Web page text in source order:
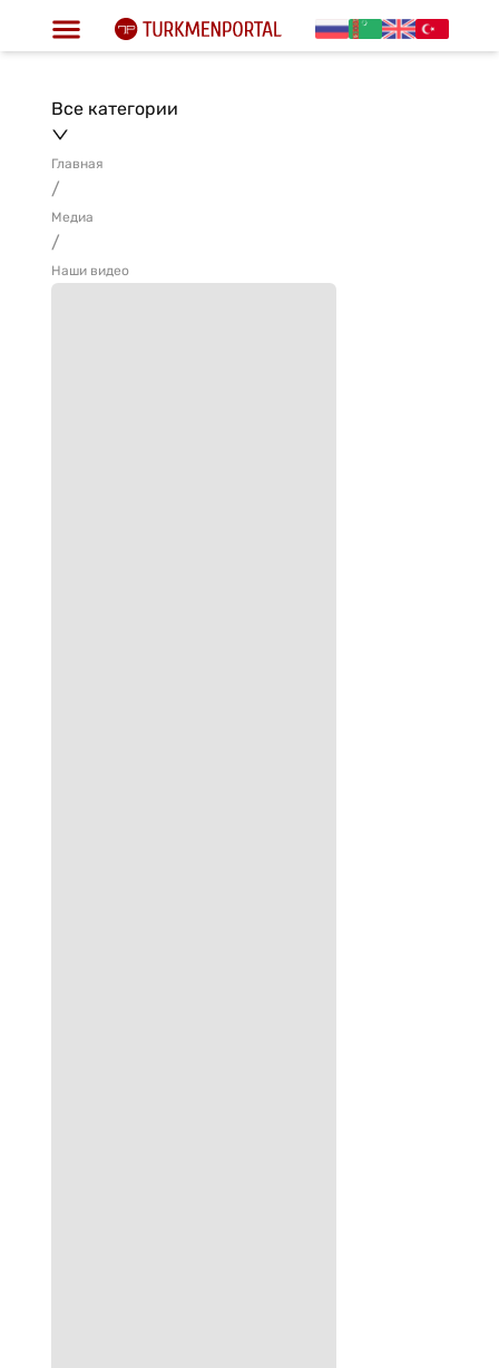
Все категории
Главная
/
Медиа
/
Наши видео